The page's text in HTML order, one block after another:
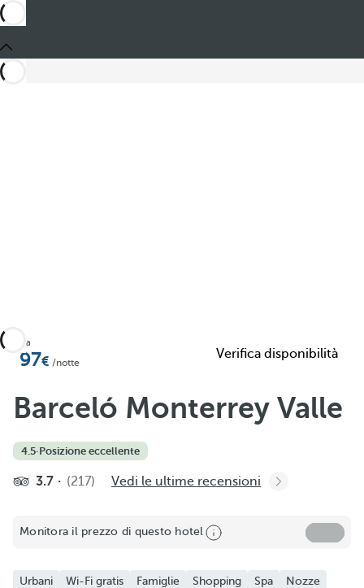
Da
97 /notte
Verifica disponibilità
Barceló Monterrey Valle
4.5·Posizione eccellente
3.7 (217) Vedi le ultime recensioni
Monitora il prezzo di questo hotel
Urbani Wi-Fi gratis Famiglie Shopping Spa
Nozze